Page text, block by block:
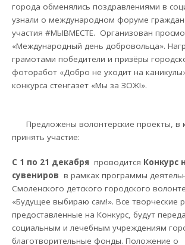
города обменялись поздравлениями в
узнали о международном форуме
участия #МЫВМЕСТЕ. Организован
«Международный день добровольца».
грамотами победители и призёры
фоторабот «Добро не уходит на
конкурса стенгазет «Мы за ЗОЖ!».
Предложены волонтерские проекты, в
принять участие:
С 1 по 21 декабря проводится Конкурс
сувениров в рамках программы
Смоленского детского городского
«Будущее выбираю сам!». Все творческие
предоставленные на Конкурс, будут
социальным и лечебным учреждениям
благотворительные фонды. Положение о